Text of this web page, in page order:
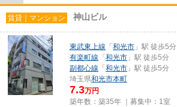
賃貸｜マンション 神山ビル
東武東上線 「 和光市 」駅 徒歩5分
有楽町線 「 和光市 」駅 徒歩5分
副都心線 「 和光市 」駅 徒歩5分
埼玉県和光市本町
7.3万円
築年数：築35年 ｜募集中： 1室